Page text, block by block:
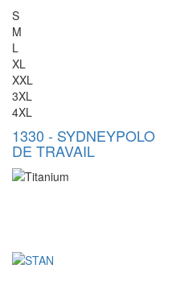
S
M
L
XL
XXL
3XL
4XL
1330 - SYDNEYPOLO
DE TRAVAIL